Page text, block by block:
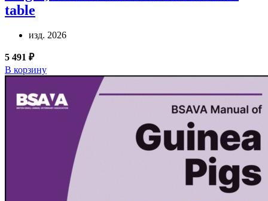
table
изд. 2026
5 491 ₽
В корзину